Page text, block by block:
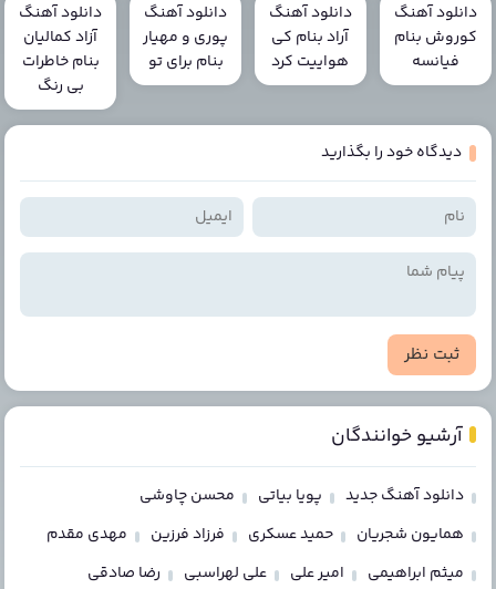
دانلود آهنگ
کوروش بنام
فیانسه
دانلود آهنگ
آراد بنام کی
هواییت کرد
دانلود آهنگ
پوری و مهیار
بنام برای تو
دانلود آهنگ
آزاد کمالیان
بنام خاطرات
بی رنگ
دیدگاه خود را بگذارید
ثبت نظر
آرشیو خوانندگان
دانلود آهنگ جدید پویا بیاتی
محسن چاوشی
همایون شجریان
حمید عسکری فرزاد فرزین
مهدی مقدم
میثم ابراهیمی
امیر علی علی لهراسبی
رضا صادقی